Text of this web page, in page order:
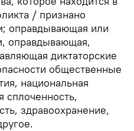
/ признано
оправдывающая или
оправдывающая,
диктаторские
общественные
национальная
сплоченность,
здравоохранение,